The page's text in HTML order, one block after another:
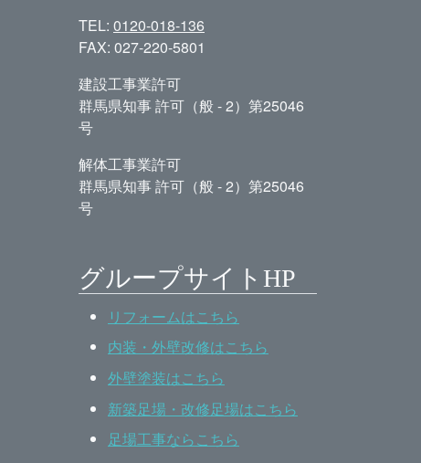
TEL: 0120-018-136
FAX: 027-220-5801
建設工事業許可
群馬県知事 許可（般 - 2）第25046
号
解体工事業許可
群馬県知事 許可（般 - 2）第25046
号
グループサイトHP
リフォームはこちら
内装・外壁改修はこちら
外壁塗装はこちら
新築足場・改修足場はこちら
足場工事ならこちら